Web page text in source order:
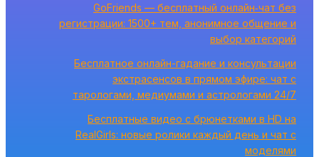
GoFriends — бесплатный онлайн‑чат без
регистрации: 1500+ тем, анонимное общение и
выбор категорий
Бесплатное онлайн-гадание и консультации
экстрасенсов в прямом эфире: чат с
тарологами, медиумами и астрологами 24/7
Бесплатные видео с брюнетками в HD на
RealGirls: новые ролики каждый день и чат с
моделями